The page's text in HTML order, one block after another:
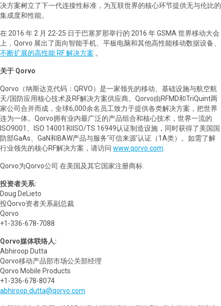
决方案树立了下一代连接性标准，为互联世界的核心环节提供无与伦比的
集成度和性能。
在 2016 年 2 月 22-25 日于巴塞罗那举行的 2016 年 GSMA 世界移动大会
上，Qorvo 展出了面向智能手机、平板电脑和其他高性能移动数据设备、
不断扩展的高性能 RF 解决方案 。
关于 Qorvo
Qorvo（纳斯达克代码：QRVO）是一家领先的移动、基础设施与航空航
天/国防应用核心技术及RF解决方案供应商。Qorvo由RFMD和TriQuint两
家公司合并而成，全球6,000余名员工致力于提供各类解决方案，把世界
连为一体。Qorvo拥有业内最广泛的产品组合和核心技术，世界一流的
ISO9001、ISO 14001和ISO/TS 16949认证制造设施，同时获得了美国国
防部GaAs、GaN和BAW产品与服务‘可信来源’认证（1A类）。如需了解
行业领先的核心RF解决方案，请访问 www.qorvo.com
Qorvo为Qorvo公司 在美国及其它国家注册商标.
投资者关系:
Doug DeLieto
投Qorvo资者关系副总裁
Qorvo
+1-336-678-7088
Qorvo媒体联络人:
Abhiroop Dutta
Qorvo移动产品部市场公关部经理
Qorvo Mobile Products
+1-336-678-8074
abhiroop.dutta@qorvo.com